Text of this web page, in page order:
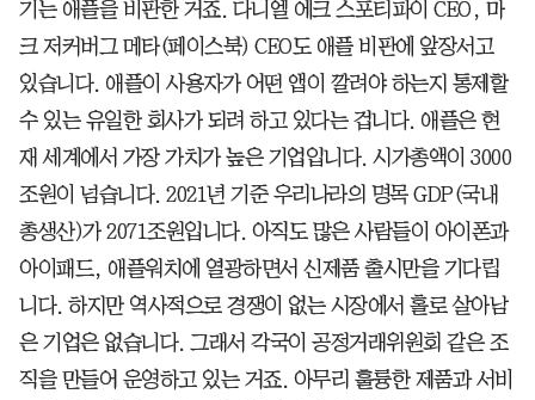
기는 애플을 비판한 거죠. 다니엘 에크 스포티파이 CEO, 마
크 저커버그 메타(페이스북) CEO도 애플 비판에 앞장서고
있습니다. 애플이 사용자가 어떤 앱이 깔려야 하는지 통제할
수 있는 유일한 회사가 되려 하고 있다는 겁니다. 애플은 현
재 세계에서 가장 가치가 높은 기업입니다. 시가총액이 3000
조원이 넘습니다. 2021년 기준 우리나라의 명목 GDP(국내
총생산)가 2071조원입니다. 아직도 많은 사람들이 아이폰과
아이패드, 애플워치에 열광하면서 신제품 출시만을 기다립
니다. 하지만 역사적으로 경쟁이 없는 시장에서 홀로 살아남
은 기업은 없습니다. 그래서 각국이 공정거래위원회 같은 조
직을 만들어 운영하고 있는 거죠. 아무리 훌륭한 제품과 서비